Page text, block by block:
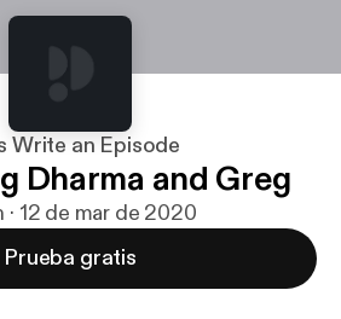
Write an Episode
Dharma and Greg
· 12 de mar de 2020
Prueba gratis